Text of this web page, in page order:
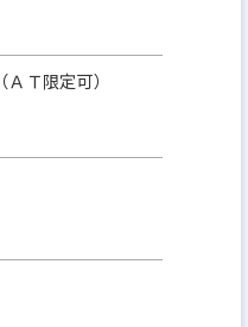
Ｔ限定可）